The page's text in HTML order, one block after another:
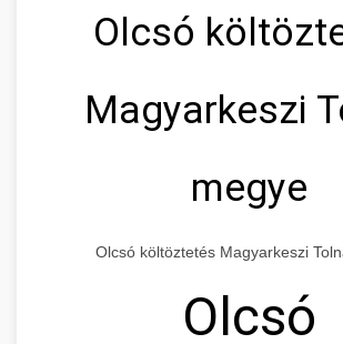
Olcsó
Magyarkeszi
megye
Olcsó költöztetés Magyarkeszi
Olcsó